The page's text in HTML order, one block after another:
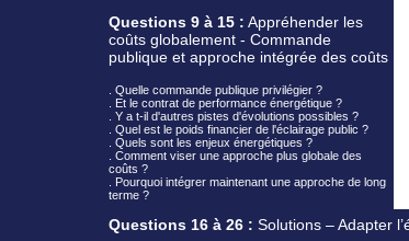
Questions 9 à 15 : Appréhender les
coûts globalement - Commande
publique et approche intégrée des coûts
. Quelle commande publique privilégier ?
. Et le contrat de performance énergétique ?
. Y a t-il d'autres pistes d'évolutions possibles ?
. Quel est le poids financier de l'éclairage public ?
. Quels sont les enjeux énergétiques ?
. Comment viser une approche plus globale des
coûts ?
. Pourquoi intégrer maintenant une approche de long
terme ?
Questions 16 à 26 : Solutions – Adapter